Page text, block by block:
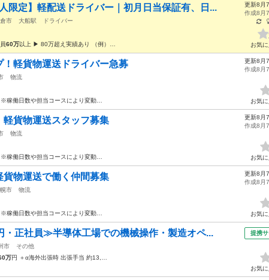
限定】軽配送ドライバー｜初月日当保証有、日...
市 大船駅
ドライバー
60万以上 ▶ 80万超え実績あり （例）…
更新8月
作成8月
お気に
！軽貨物運送ドライバー急募
物流
※稼働日数や担当コースにより変動…
更新8月
作成8月
お気に
貨物運送スタッフ募集
物流
※稼働日数や担当コースにより変動…
更新8月
作成8月
お気に
物運送で働く仲間募集
市
物流
※稼働日数や担当コースにより変動…
更新8月
作成8月
お気に
正社員≫半導体工場での機械操作・製造オペ...
市
その他
万円 ＋α海外出張時 出張手当 約13,…
提携サ
お気に